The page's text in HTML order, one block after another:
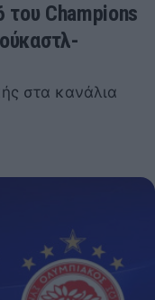
του Champions
στα κανάλια